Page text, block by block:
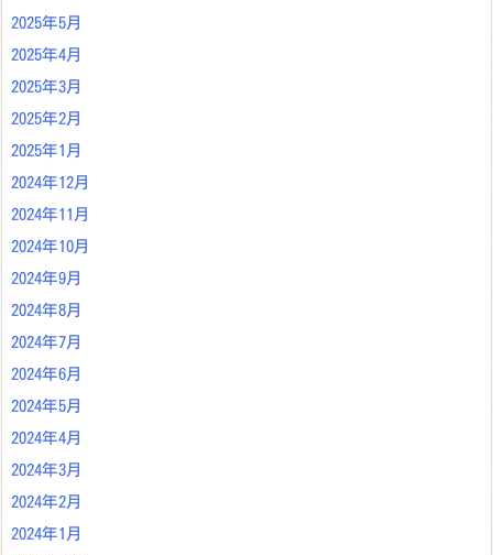
2025年5月
2025年4月
2025年3月
2025年2月
2025年1月
2024年12月
2024年11月
2024年10月
2024年9月
2024年8月
2024年7月
2024年6月
2024年5月
2024年4月
2024年3月
2024年2月
2024年1月